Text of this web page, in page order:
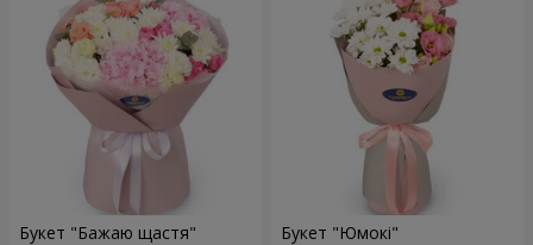
Букет "Бажаю щастя" Букет "Юмокі"